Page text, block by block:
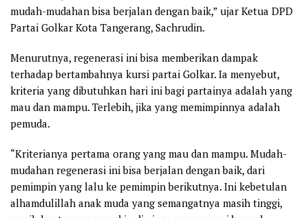
mudah-mudahan bisa berjalan dengan baik,” ujar Ketua DPD
Partai Golkar Kota Tangerang, Sachrudin.
Menurutnya, regenerasi ini bisa memberikan dampak
terhadap bertambahnya kursi partai Golkar. Ia menyebut,
kriteria yang dibutuhkan hari ini bagi partainya adalah yang
mau dan mampu. Terlebih, jika yang memimpinnya adalah
pemuda.
“Kriterianya pertama orang yang mau dan mampu. Mudah-
mudahan regenerasi ini bisa berjalan dengan baik, dari
pemimpin yang lalu ke pemimpin berikutnya. Ini kebetulan
alhamdulillah anak muda yang semangatnya masih tinggi,